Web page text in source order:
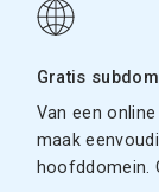
Gratis
Van een
maak
hoofddomein.